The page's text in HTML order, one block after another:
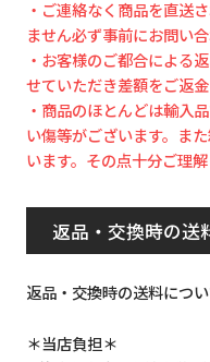
・ご連絡なく商品を直送
ません必ず事前にお問い合
・お客様のご都合による
せていただき差額をご返
・商品のほとんどは輸入
い傷等がございます。ま
います。その点十分ご理解
返品・交換時の送
返品・交換時の送料につ
＊当店負担＊